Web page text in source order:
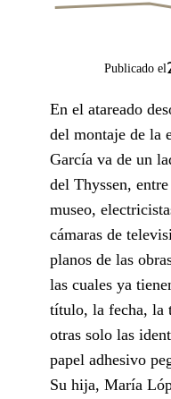
Publicado el
En el atareado
del montaje de la
García va de un
del Thyssen,
museo,
cámaras de
planos de las
las cuales ya
título, la fecha, la
otras solo las
papel adhesivo
Su hija, María